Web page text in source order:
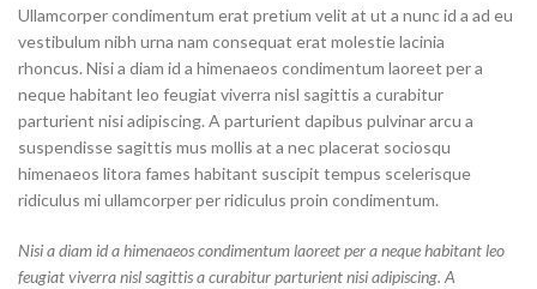
Ullamcorper condimentum erat pretium velit at ut a nunc id a ad eu
vestibulum nibh urna nam consequat erat molestie lacinia
rhoncus. Nisi a diam id a himenaeos condimentum laoreet per a
neque habitant leo feugiat viverra nisl sagittis a curabitur
parturient nisi adipiscing. A parturient dapibus pulvinar arcu a
suspendisse sagittis mus mollis at a nec placerat sociosqu
himenaeos litora fames habitant suscipit tempus scelerisque
ridiculus mi ullamcorper per ridiculus proin condimentum.
Nisi a diam id a himenaeos condimentum laoreet per a neque habitant leo
feugiat viverra nisl sagittis a curabitur parturient nisi adipiscing. A